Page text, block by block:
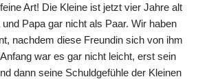
Art! Die Kleine ist jetzt vier Jahre alt
Papa gar nicht als Paar. Wir haben
nachdem diese Freundin sich von ihm
war es gar nicht leicht, erst sein
dann seine Schuldgefühle der Kleinen